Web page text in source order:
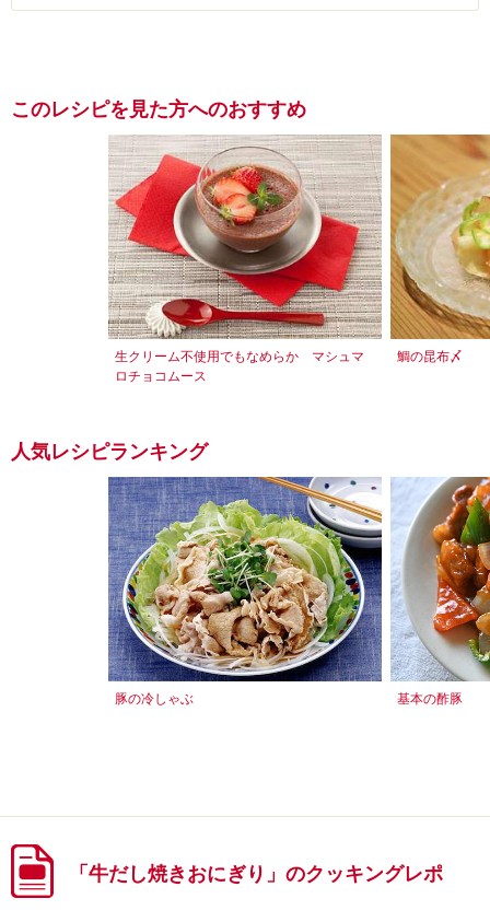
このレシピを見た方へのおすすめ
生クリーム不使用でもなめらか マシュマ
ロチョコムース
鯛の昆布〆
人気レシピランキング
豚の冷しゃぶ 基本の酢豚
「牛だし焼きおにぎり」のクッキングレポ